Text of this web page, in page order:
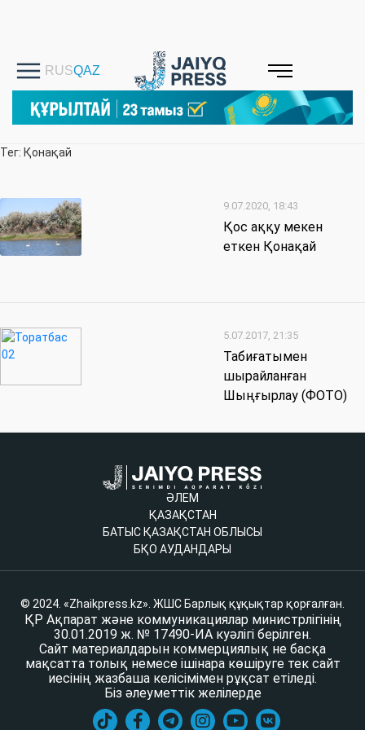
Тег: Қонақай
9.07.2020, 18:43
Қос аққу мекен
еткен Қонақай
5.07.2017, 21:35
Табиғатымен
шырайланған
Шыңғырлау (ФОТО)
ӘЛЕМ
ҚАЗАҚСТАН
БАТЫС ҚАЗАҚСТАН ОБЛЫСЫ
БҚО АУДАНДАРЫ
© 2024. «Zhaikpress.kz». ЖШС Барлық құқықтар қорғалған.
ҚР Ақпарат және коммуникациялар министрлігінің
30.01.2019 ж. № 17490-ИА куәлігі берілген.
Сайт материалдарын коммерциялық не басқа
мақсатта толық немесе ішінара көшіруге тек сайт
иесінің жазбаша келісімімен рұқсат етіледі.
Біз әлеуметтік желілерде